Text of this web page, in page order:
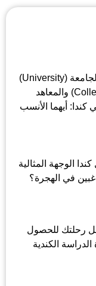
الفرق بين الجامعة (University)
والكلية (College) والمعاهد
كندا: أيهما الأنسب
كندا الوجهة المثالية
في الهجرة؟
رحلتك للحصول
الكندية